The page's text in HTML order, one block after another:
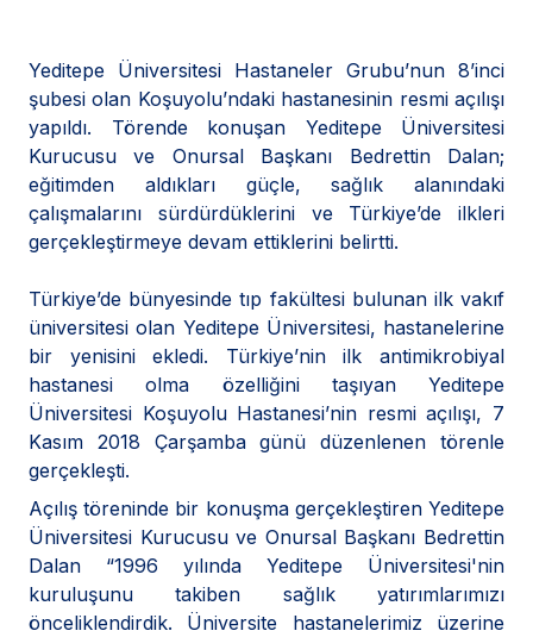
Yeditepe Üniversitesi Hastaneler Grubu’nun 8’inci
şubesi olan Koşuyolu’ndaki hastanesinin resmi açılışı
yapıldı. Törende konuşan Yeditepe Üniversitesi
Kurucusu ve Onursal Başkanı Bedrettin Dalan;
eğitimden aldıkları güçle, sağlık alanındaki
çalışmalarını sürdürdüklerini ve Türkiye’de ilkleri
gerçekleştirmeye devam ettiklerini belirtti.
Türkiye’de bünyesinde tıp fakültesi bulunan ilk vakıf
üniversitesi olan Yeditepe Üniversitesi, hastanelerine
bir yenisini ekledi. Türkiye’nin ilk antimikrobiyal
hastanesi olma özelliğini taşıyan Yeditepe
Üniversitesi Koşuyolu Hastanesi’nin resmi açılışı, 7
Kasım 2018 Çarşamba günü düzenlenen törenle
gerçekleşti.
Açılış töreninde bir konuşma gerçekleştiren Yeditepe
Üniversitesi Kurucusu ve Onursal Başkanı Bedrettin
Dalan “1996 yılında Yeditepe Üniversitesi'nin
kuruluşunu takiben sağlık yatırımlarımızı
önceliklendirdik. Üniversite hastanelerimiz üzerine